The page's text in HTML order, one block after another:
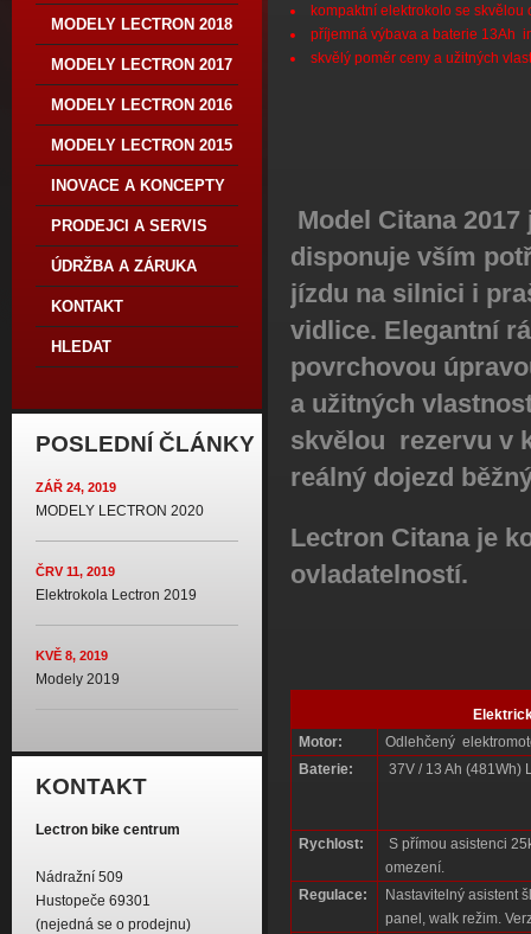
MODELY LECTRON 2018
MODELY LECTRON 2017
MODELY LECTRON 2016
MODELY LECTRON 2015
INOVACE A KONCEPTY
PRODEJCI A SERVIS
ÚDRŽBA A ZÁRUKA
KONTAKT
HLEDAT
POSLEDNÍ ČLÁNKY
ZÁŘ 24, 2019
MODELY LECTRON 2020
ČRV 11, 2019
Elektrokola Lectron 2019
KVĚ 8, 2019
Modely 2019
KONTAKT
Lectron bike centrum
Nádražní 509
Hustopeče 69301
(nejedná se o prodejnu)
kompaktní elektrokolo se skvělou
příjemná výbava a baterie 13Ah
skvělý poměr ceny a užitných
Model Citana
disponuje vším
jízdu na silnici i
vidlice. Elegantní
povrchovou
a užitných
skvělou rezervu v
reálný dojezd
Lectron Citana je
ovladatelností.
Motor:
Odlehčený
Baterie:
37V / 13 Ah (481Wh)
Rychlost:
S přímou asistenci
omezení.
Regulace:
Nastavitelný asistent
panel, walk režim.